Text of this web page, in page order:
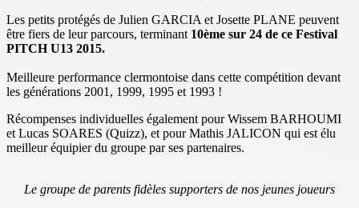
Les petits protégés de Julien GARCIA et Josette PLANE peuvent
être fiers de leur parcours, terminant 10ème sur 24 de ce Festival
PITCH U13 2015.
Meilleure performance clermontoise dans cette compétition devant
les générations 2001, 1999, 1995 et 1993 !
Récompenses individuelles également pour Wissem BARHOUMI
et Lucas SOARES (Quizz), et pour Mathis JALICON qui est élu
meilleur équipier du groupe par ses partenaires.
Le groupe de parents fidèles supporters de nos jeunes joueurs